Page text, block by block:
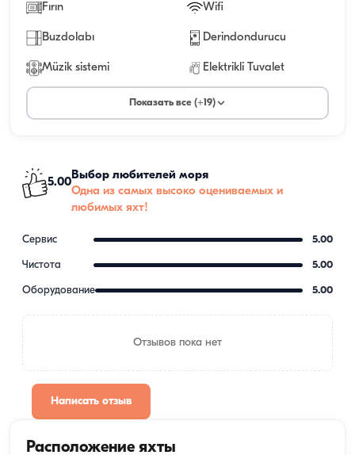
Fırın Wifi
Buzdolabı Derindondurucu
Müzik sistemi Elektrikli Tuvalet
Показать все (+19)
5.00
Выбор любителей моря
Одна из самых высоко оцениваемых и
любимых яхт!
Сервис 5.00
Чистота 5.00
Оборудование 5.00
Отзывов пока нет
Написать отзыв
Расположение яхты